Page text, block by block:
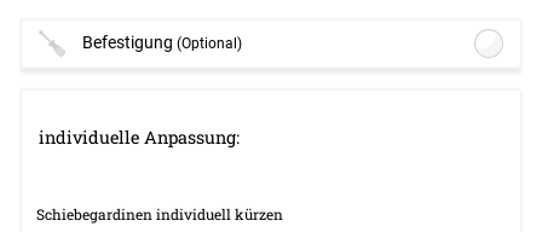
Befestigung(Optional)
+13,45 EUR)
Weiter
individuelle Anpassung:
Schiebegardinen individuell kürzen